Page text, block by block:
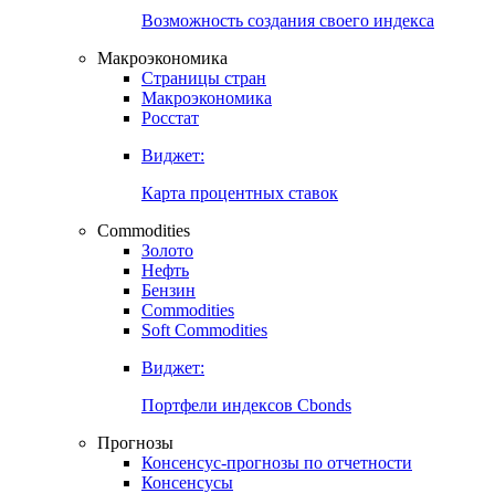
Возможность создания своего индекса
Макроэкономика
Страницы стран
Макроэкономика
Росстат
Виджет:
Карта процентных ставок
Commodities
Золото
Нефть
Бензин
Commodities
Soft Commodities
Виджет:
Портфели индексов Cbonds
Прогнозы
Консенсус-прогнозы по отчетности
Консенсусы